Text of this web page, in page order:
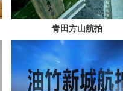
青田方山航拍